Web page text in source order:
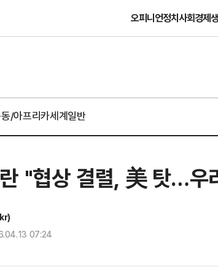
오피니언정치사회경제
/아프리카세계일반
"협상 결렬, 美 탓…우
07:24